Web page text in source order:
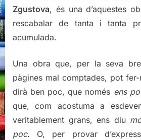
Zgustova, és una d’aquestes
rescabalar de tanta i tanta
acumulada.
Una obra que, per la seva
pàgines mal comptades, pot
dirà ben poc, que només ens
que, com acostuma a
veritablement grans, ens diu
poc. O, per provar